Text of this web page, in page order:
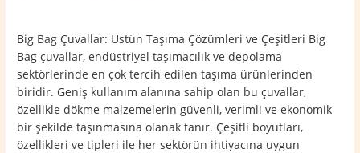
Big Bag Çuvallar: Üstün Taşıma Çözümleri ve Çeşitleri Big
Bag çuvallar, endüstriyel taşımacılık ve depolama
sektörlerinde en çok tercih edilen taşıma ürünlerinden
biridir. Geniş kullanım alanına sahip olan bu çuvallar,
özellikle dökme malzemelerin güvenli, verimli ve ekonomik
bir şekilde taşınmasına olanak tanır. Çeşitli boyutları,
özellikleri ve tipleri ile her sektörün ihtiyacına uygun